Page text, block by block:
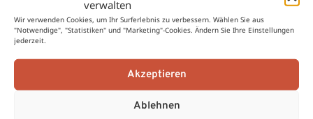
verwalten
Wir verwenden Cookies, um Ihr Surferlebnis zu verbessern. Wählen Sie aus
"Notwendige", "Statistiken" und "Marketing"-Cookies. Ändern Sie Ihre Einstellungen
jederzeit.
Akzeptieren
Ablehnen
Zutaten & Nährwerte
Zutaten
Meersalz, Bio Schnittlauch*, Bio Petersilie*, Bio Basilikum*, Bio
Pfeffer*, Bio Knoblauch*, Bio Paprika*, Bio Tomaten*, Bio
Sonnenblumenöl*, Bio Koriander*, Bio Kurkuma*, Bio Ingwer*, Bio